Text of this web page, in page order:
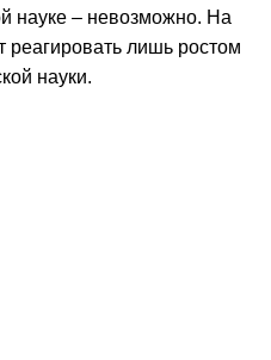
науке – невозможно. На
реагировать лишь ростом
науки.